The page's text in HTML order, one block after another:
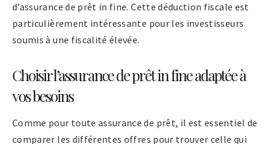
d’assurance de prêt in fine. Cette déduction fiscale est
particulièrement intéressante pour les investisseurs
soumis à une fiscalité élevée.
Choisir l’assurance de prêt in fine adaptée à
vos besoins
Comme pour toute assurance de prêt, il est essentiel de
comparer les différentes offres pour trouver celle qui